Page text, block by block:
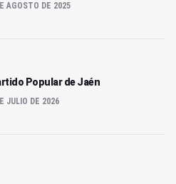
AGOSTO DE 2025
Popular de Jaén
JULIO DE 2026